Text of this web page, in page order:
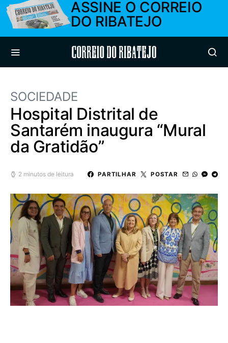
ASSINE O CORREIO
DO RIBATEJO
Correio do Ribatejo
SOCIEDADE
Hospital Distrital de
Santarém inaugura “Mural
da Gratidão”
2 minutos de leitura PARTILHAR POSTAR